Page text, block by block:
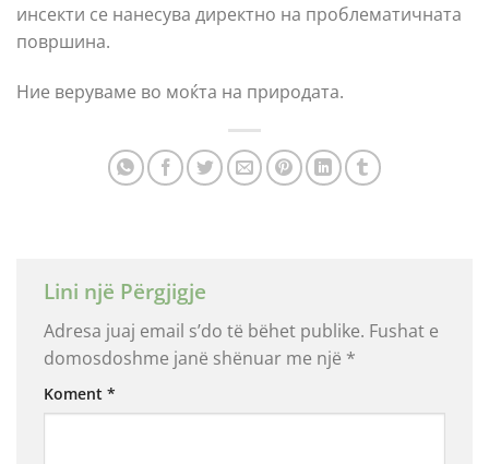
инсекти се нанесува директно на проблематичната
површина.
Ние веруваме во моќта на природата.
Lini një Përgjigje
Adresa juaj email s’do të bëhet publike. Fushat e
domosdoshme janë shënuar me një *
Koment *